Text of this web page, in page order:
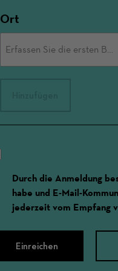
Ort
Durch die Anmeldung
habe und E-Mail-
jederzeit vom Empfang
Einreichen